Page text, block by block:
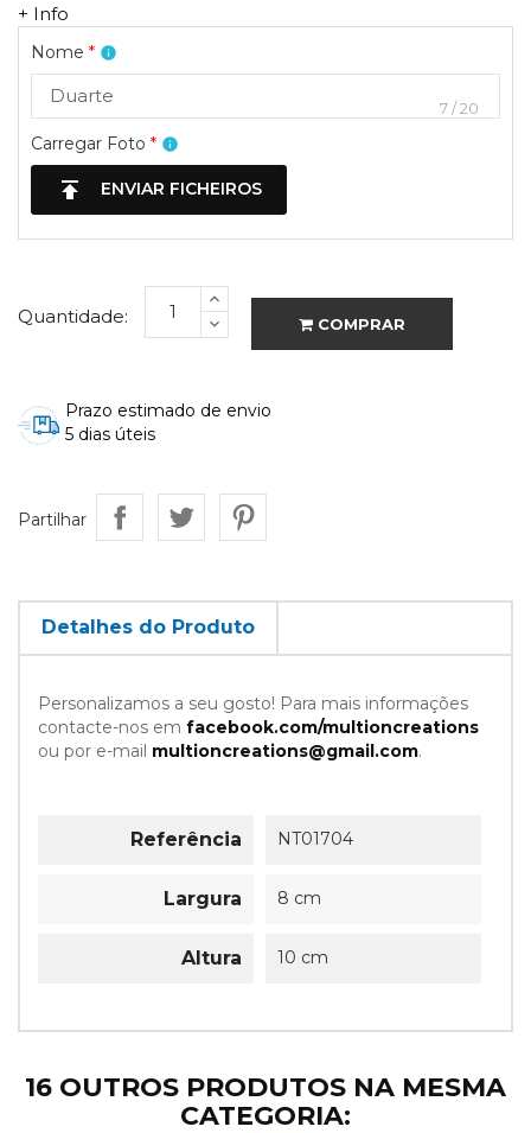
+ Info
Nome * info
7/20
Carregar Foto * info
publish ENVIAR FICHEIROS
Quantidade: COMPRAR
Prazo estimado de envio
5 dias úteis
Partilhar
Detalhes do Produto
Personalizamos a seu gosto! Para mais informações
contacte-nos em facebook.com/multioncreations
ou por e-mail multioncreations@gmail.com.
Referência NT01704
Largura 8 cm
Altura 10 cm
16 OUTROS PRODUTOS NA MESMA
CATEGORIA: